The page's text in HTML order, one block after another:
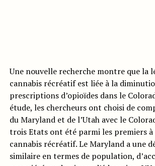
Une nouvelle recherche montre que la
cannabis récréatif est liée à la
prescriptions d’opioïdes dans le
étude, les chercheurs ont choisi de
du Maryland et de l’Utah avec le
trois Etats ont été parmi les premiers à
cannabis récréatif. Le Maryland a une
similaire en termes de population,